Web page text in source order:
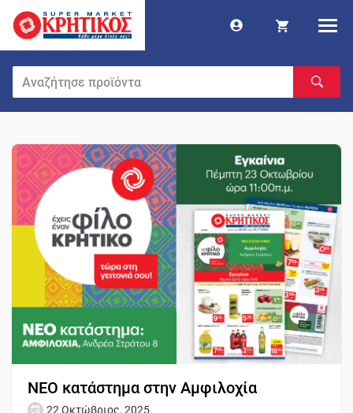
ΝΕΟ κατάστημα στην Αμφιλοχία
22 Οκτώβριος, 2025